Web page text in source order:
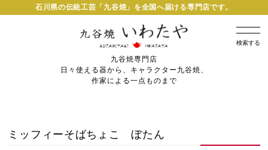
石川県の伝統工芸「九谷焼」を全国へ届ける専門店です。
検索する
九谷焼専門店
日々使える器から、キャラクター九谷焼、
作家による一点ものまで
ミッフィーそばちょこ ぼたん